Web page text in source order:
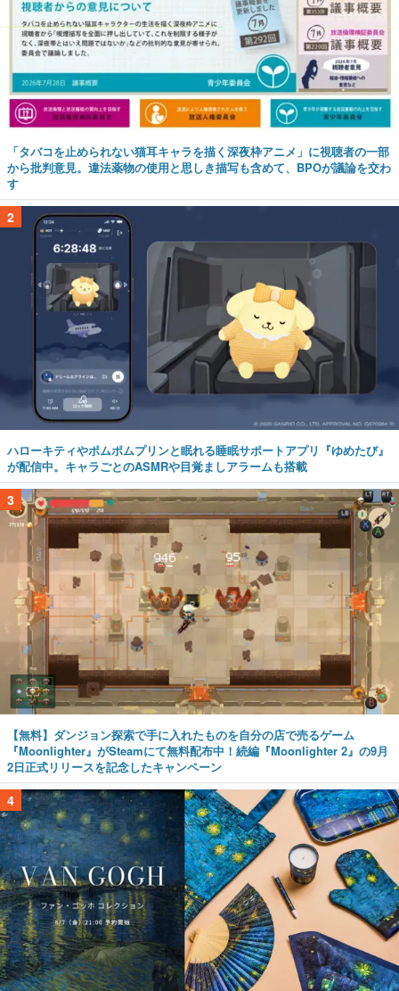
「タバコを止められない猫耳キャラを描く深夜枠アニメ」に視聴者の一部
から批判意見。違法薬物の使用と思しき描写も含めて、BPOが議論を交わ
す
2
ハローキティやポムポムプリンと眠れる睡眠サポートアプリ『ゆめたび』
が配信中。キャラごとのASMRや目覚ましアラームも搭載
3
【無料】ダンジョン探索で手に入れたものを自分の店で売るゲーム
『Moonlighter』がSteamにて無料配布中！続編『Moonlighter 2』の9月
2日正式リリースを記念したキャンペーン
4